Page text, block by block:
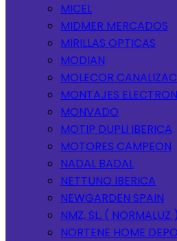
MICEL
MIDMER MERCADOS
MIRILLAS OPTICAS
MODIAN
MOLECOR
MONTAJES
MONVADO
MOTIP DUPLI IBERICA
MOTORES CAMPEON
NADAL BADAL
NETTUNO IBERICA
NEWGARDEN SPAIN
NMZ, SL. ( NORMALUZ )
NORTENE HOME